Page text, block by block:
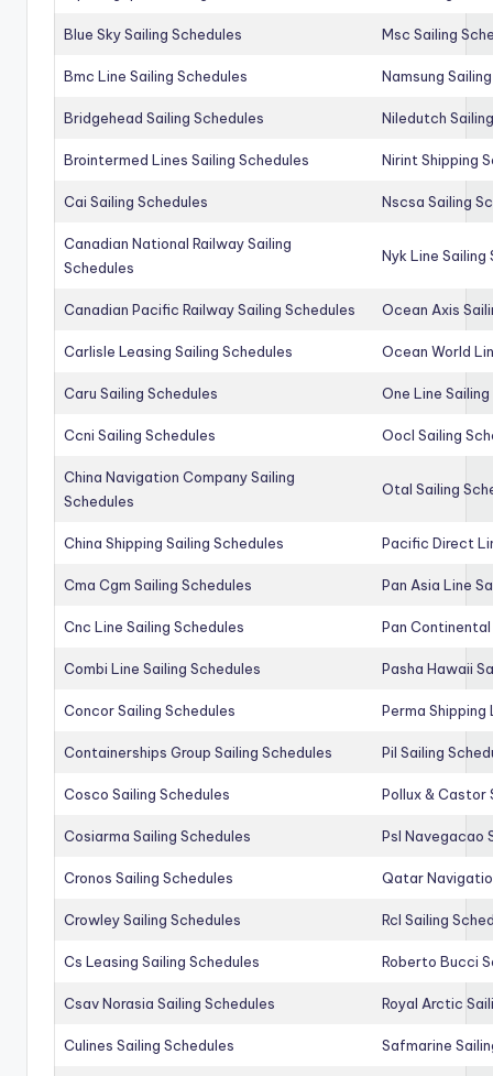
Blue Sky Sailing Schedules Msc Sailing
Bmc Line Sailing Schedules Namsung
Bridgehead Sailing Schedules Niledutch
Brointermed Lines Sailing Schedules Nirint Shipping
Cai Sailing Schedules Nscsa Sailing
Canadian National Railway Sailing
Schedules
Nyk Line Sailing
Canadian Pacific Railway Sailing Schedules Ocean Axis
Carlisle Leasing Sailing Schedules Ocean World
Caru Sailing Schedules One Line
Ccni Sailing Schedules Oocl Sailing
China Navigation Company Sailing
Schedules
Otal Sailing
China Shipping Sailing Schedules Pacific Direct
Cma Cgm Sailing Schedules Pan Asia Line
Cnc Line Sailing Schedules Pan Continental
Combi Line Sailing Schedules Pasha Hawaii
Concor Sailing Schedules Perma Shipping
Containerships Group Sailing Schedules Pil Sailing
Cosco Sailing Schedules Pollux & Castor
Cosiarma Sailing Schedules Psl Navegacao
Cronos Sailing Schedules Qatar
Crowley Sailing Schedules Rcl Sailing
Cs Leasing Sailing Schedules Roberto Bucci
Csav Norasia Sailing Schedules Royal Arctic
Culines Sailing Schedules Safmarine